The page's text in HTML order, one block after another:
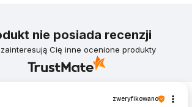
nie posiada recenzji
Cię inne ocenione produkty
zweryfikowano